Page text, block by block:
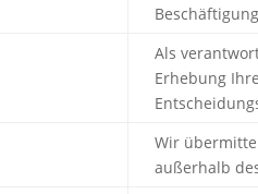
Als
Erhebung
Wir
außerhalb